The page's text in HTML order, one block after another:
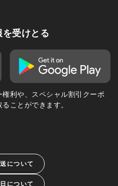
受けとる
利や、スペシャル割引クーポ
ことができます。
について
について